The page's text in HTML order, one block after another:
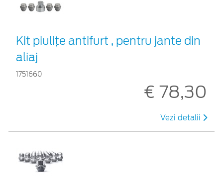
Kit piuliţe antifurt , pentru jante din
aliaj
1751660
€ 78,30
Vezi detalii